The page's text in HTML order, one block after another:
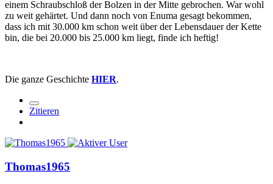
einem Schraubschloß der Bolzen in der Mitte gebrochen. War wohl
zu weit gehärtet. Und dann noch von Enuma gesagt bekommen,
dass ich mit 30.000 km schon weit über der Lebensdauer der Kette
bin, die bei 20.000 bis 25.000 km liegt, finde ich heftig!
Die ganze Geschichte HIER.
Zitieren
Thomas1965